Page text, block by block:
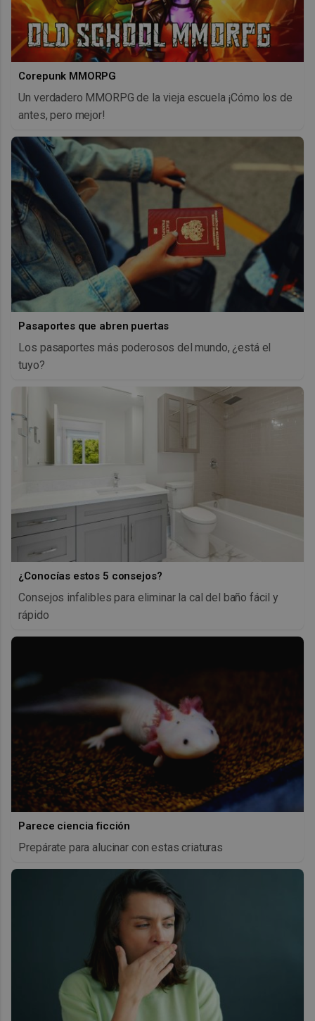
Corepunk MMORPG
Un verdadero MMORPG de la vieja escuela ¡Cómo los de
antes, pero mejor!
Pasaportes que abren puertas
Los pasaportes más poderosos del mundo, ¿está el
tuyo?
¿Conocías estos 5 consejos?
Consejos infalibles para eliminar la cal del baño fácil y
rápido
Parece ciencia ficción
Prepárate para alucinar con estas criaturas